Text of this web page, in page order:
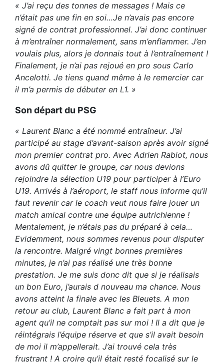
« J’ai reçu des tonnes de messages ! Mais ce
n’était pas une fin en soi…Je n’avais pas encore
signé de contrat professionnel. J’ai donc continuer
à m’entraîner normalement, sans m’enflammer. J’en
voulais plus, alors je donnais tout à l’entraînement !
Finalement, je n’ai pas rejoué en pro sous Carlo
Ancelotti. Je tiens quand même à le remercier car
il m’a permis de débuter en L1. »
Son départ du PSG
« Laurent Blanc a été nommé entraîneur. J’ai
participé au stage d’avant-saison après avoir signé
mon premier contrat pro. Avec Adrien Rabiot, nous
avons dû quitter le groupe, car nous devions
rejoindre la sélection U19 pour participer à l’Euro
U19. Arrivés à l’aéroport, le staff nous informe qu’il
faut revenir car le coach veut nous faire jouer un
match amical contre une équipe autrichienne !
Mentalement, je n’étais pas du préparé à cela…
Evidemment, nous sommes revenus pour disputer
la rencontre. Malgré vingt bonnes premières
minutes, je n’ai pas réalisé une très bonne
prestation. Je me suis donc dit que si je réalisais
un bon Euro, j’aurais d nouveau ma chance. Nous
avons atteint la finale avec les Bleuets. A mon
retour au club, Laurent Blanc a fait part à mon
agent qu’il ne comptait pas sur moi ! Il a dit que je
réintégrais l’équipe réserve et que s’il avait besoin
de moi il m’appellerait. J’ai trouvé cela très
frustrant ! A croire qu’il était resté focalisé sur le